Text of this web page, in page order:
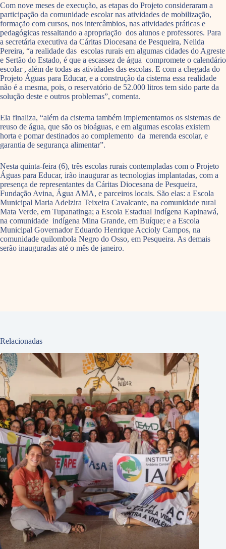
Com nove meses de execução, as etapas do Projeto consideraram a
participação da comunidade escolar nas atividades de mobilização,
formação com cursos, nos intercâmbios, nas atividades práticas e
pedagógicas ressaltando a apropriação dos alunos e professores. Para
a secretária executiva da Cáritas Diocesana de Pesqueira, Neilda
Pereira, “a realidade das escolas rurais em algumas cidades do Agreste
e Sertão do Estado, é que a escassez de água compromete o calendário
escolar , além de todas as atividades das escolas. E com a chegada do
Projeto Águas para Educar, e a construção da cisterna essa realidade
não é a mesma, pois, o reservatório de 52.000 litros tem sido parte da
solução deste e outros problemas”, comenta.
Ela finaliza, “além da cisterna também implementamos os sistemas de
reuso de água, que são os bioáguas, e em algumas escolas existem
horta e pomar destinados ao complemento da merenda escolar, e
garantia de segurança alimentar”.
Nesta quinta-feira (6), três escolas rurais contempladas com o Projeto
Águas para Educar, irão inaugurar as tecnologias implantadas, com a
presença de representantes da Cáritas Diocesana de Pesqueira,
Fundação Avina, Água AMA, e parceiros locais. São elas: a Escola
Municipal Maria Adelzira Teixeira Cavalcante, na comunidade rural
Mata Verde, em Tupanatinga; a Escola Estadual Indígena Kapinawá,
na comunidade indígena Mina Grande, em Buíque; e a Escola
Municipal Governador Eduardo Henrique Accioly Campos, na
comunidade quilombola Negro do Osso, em Pesqueira. As demais
serão inauguradas até o mês de janeiro.
Relacionadas